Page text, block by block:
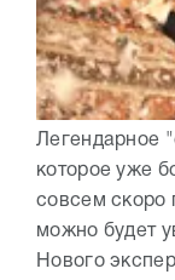
Легендарное
которое уже
совсем скоро
можно будет
Нового